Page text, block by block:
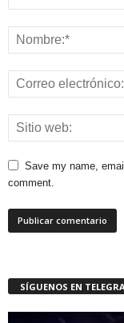
Save my name,
comment.
SÍGUENOS EN